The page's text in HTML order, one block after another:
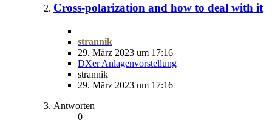
Cross-polarization and how to deal with it
strannik
29. März 2023 um 17:16
DXer Anlagenvorstellung
strannik
29. März 2023 um 17:16
Antworten
0